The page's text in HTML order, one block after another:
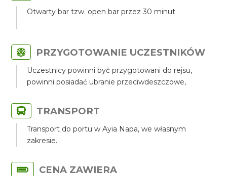
Otwarty bar tzw. open bar przez 30 minut
PRZYGOTOWANIE UCZESTNIKÓW
Uczestnicy powinni być przygotowani do rejsu,
powinni posiadać ubranie przeciwdeszczowe,
TRANSPORT
Transport do portu w Ayia Napa, we własnym
zakresie.
CENA ZAWIERA